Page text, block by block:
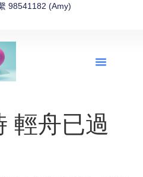
98541182 (Amy)
輕舟已過